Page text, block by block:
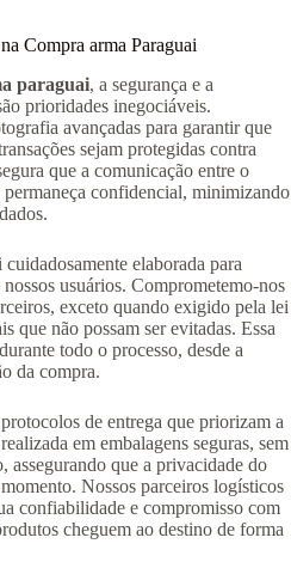
Compra arma Paraguai
paraguai, a segurança e a
prioridades inegociáveis.
avançadas para garantir que
sejam protegidas contra
que a comunicação entre o
confidencial, minimizando
elaborada para
usuários. Comprometemo-nos
exceto quando exigido pela lei
que não possam ser evitadas. Essa
todo o processo, desde a
da compra.
de entrega que priorizam a
em embalagens seguras, sem
que a privacidade do
Nossos parceiros logísticos
confiabilidade e compromisso com
cheguem ao destino de forma